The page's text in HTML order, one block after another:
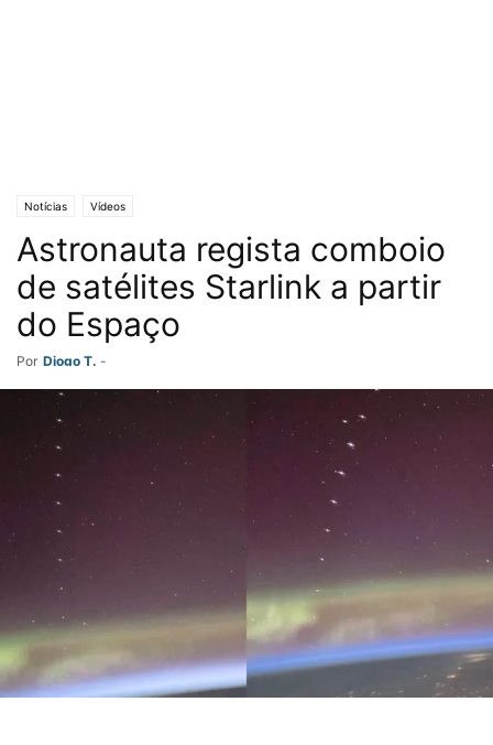
Notícias Vídeos
Astronauta regista comboio
de satélites Starlink a partir
do Espaço
Por Diogo T. -